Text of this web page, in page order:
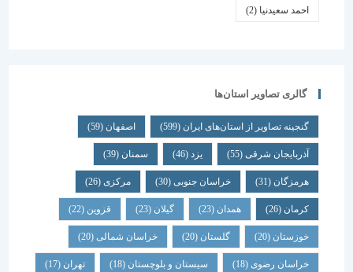
احمد سعیدنیا (2)
گالری تصاویر استان‌ها
گنجینه تصاویر از استان‌های ایران(599) اصفهان (59)
آذربایجان شرقی(55) یزد سمنان (39)
هرمزگان(31) خراسان جنوبی(30) مرکزی (26)
همدان گیلان قزوین
خوزستان(20) گلستان (20) خراسان شمالی(20)
خراسان رضوی(18) سیستان و بلوچستان(18) تهران